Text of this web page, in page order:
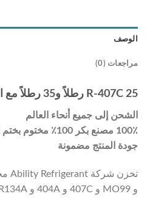
الوصف
مراجعات (0)
R-407C 25 رطلاً و35 رطلاً مع الأسطوانة والتغليف
الشحن إلى جميع أنحاء العالم
100٪ مصنع بكر 100٪ مختوم بختم المصنع
جودة المنتج مضمونة
و MO99 و 407C و 404A و R134A.